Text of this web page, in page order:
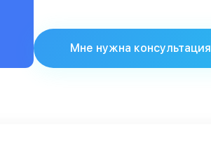
Мне нужна консультация